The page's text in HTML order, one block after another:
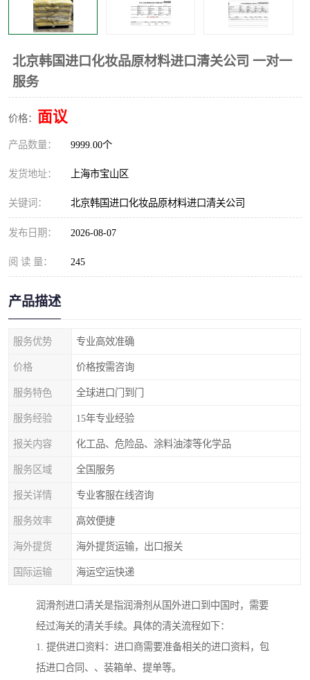
北京韩国进口化妆品原材料进口清关公司 一对一
服务
价格： 面议
产品数量： 9999.00个
发货地址： 上海市宝山区
关键词： 北京韩国进口化妆品原材料进口清关公司
发布日期： 2026-08-07
阅 读 量： 245
产品描述
服务优势 专业高效准确
价格 价格按需咨询
服务特色 全球进口门到门
服务经验 15年专业经验
报关内容 化工品、危险品、涂料油漆等化学品
服务区域 全国服务
报关详情 专业客服在线咨询
服务效率 高效便捷
海外提货 海外提货运输，出口报关
国际运输 海运空运快递
润滑剂进口清关是指润滑剂从国外进口到中国时，需要
经过海关的清关手续。具体的清关流程如下：
1. 提供进口资料：进口商需要准备相关的进口资料，包
括进口合同、、装箱单、提单等。